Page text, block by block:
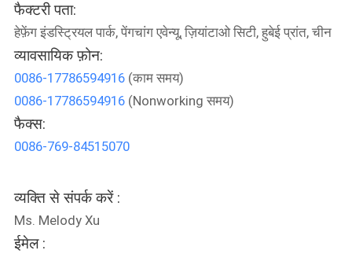
कारखाना
भ्रमण
गुणवत्ता
नियंत्रण
संपर्क
करें
फैक्टरी पता:
हेफ़ेंग इंडस्ट्रियल पार्क, पेंगचांग एवेन्यू, ज़ियांटाओ सिटी, हुबेई प्रांत, चीन
व्यावसायिक फ़ोन:
0086-17786594916(काम समय)
0086-17786594916(Nonworking समय)
फैक्स:
0086-769-84515070
व्यक्ति से संपर्क करें :
Ms. Melody Xu
ईमेल :